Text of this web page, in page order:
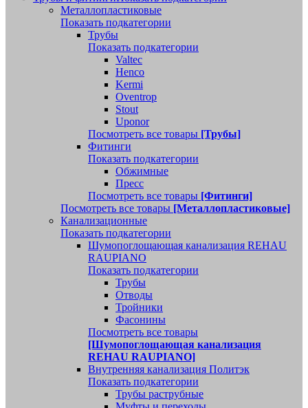
Металлопластиковые
Показать подкатегории
Трубы
Показать подкатегории
Valtec
Henco
Kermi
Oventrop
Stout
Uponor
Посмотреть все товары [Трубы]
Фитинги
Показать подкатегории
Обжимные
Пресс
Посмотреть все товары [Фитинги]
Посмотреть все товары [Металлопластиковые]
Канализационные
Показать подкатегории
Шумопоглощающая канализация REHAU
RAUPIANO
Показать подкатегории
Трубы
Отводы
Тройники
Фасонины
Посмотреть все товары
[Шумопоглощающая канализация
REHAU RAUPIANO]
Внутренняя канализация Политэк
Показать подкатегории
Трубы раструбные